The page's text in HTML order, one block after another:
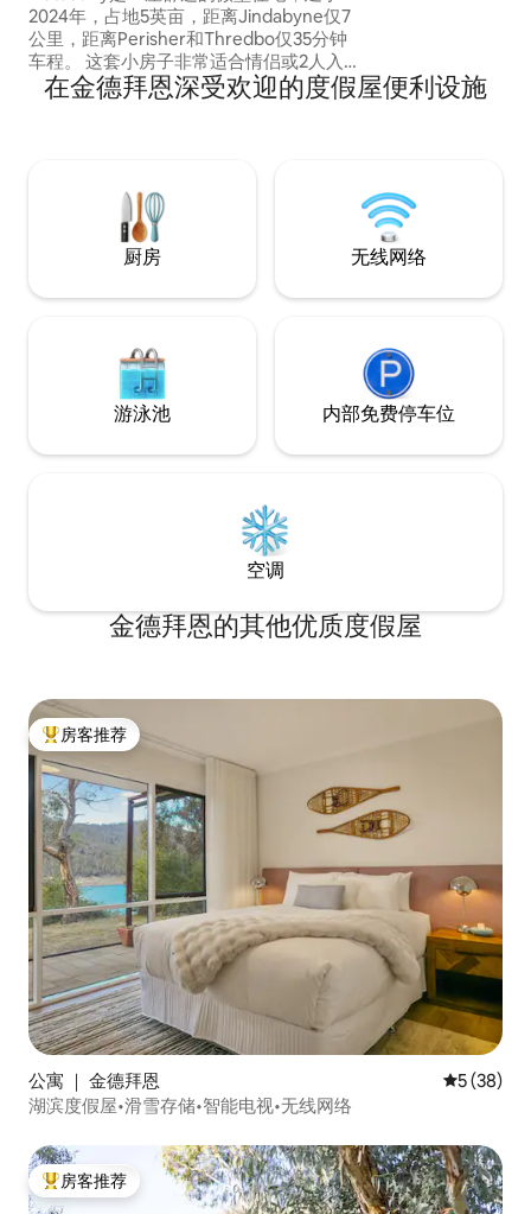
2024年，占地5英亩，距离Jindabyne仅7
公里，距离Perisher和Thredbo仅35分钟
车程。 这套小房子非常适合情侣或2人入住
成人和2名儿童 适合想在美丽的乡村地区寻
找安静住宿，但又不想离城镇太远的房
话接待、无线网络、50英寸智能电视和火
在金德拜恩深受欢迎的度假屋便利设施
厨房 无线网络
游泳池 内部免费停车位
空调
金德拜恩的其他优质度假屋
热门「房客推荐」
房客推荐
公寓 ｜ 金德拜恩 平均评分
5 (38)
湖滨度假屋•滑雪存储•智能电视•无线网络
热门「房客推荐」
房客推荐